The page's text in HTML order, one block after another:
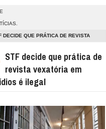
DECIDE QUE PRÁTICA DE REVISTA
STF decide que prática de
revista vexatória em
é ilegal